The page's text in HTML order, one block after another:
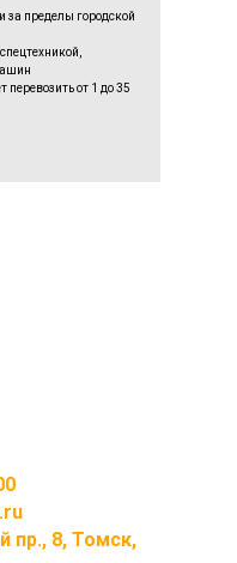
за пределы городской
перевозить от 1 до 35
пр., 8, Томск,